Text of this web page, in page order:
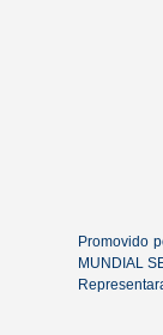
Promovido
MUNDIAL